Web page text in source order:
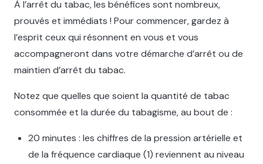
À l’arrêt du tabac, les bénéfices sont nombreux,
prouvés et immédiats ! Pour commencer, gardez à
l’esprit ceux qui résonnent en vous et vous
accompagneront dans votre démarche d’arrêt ou de
maintien d’arrêt du tabac.
Notez que quelles que soient la quantité de tabac
consommée et la durée du tabagisme, au bout de :
20 minutes : les chiffres de la pression artérielle et
de la fréquence cardiaque (1) reviennent au niveau